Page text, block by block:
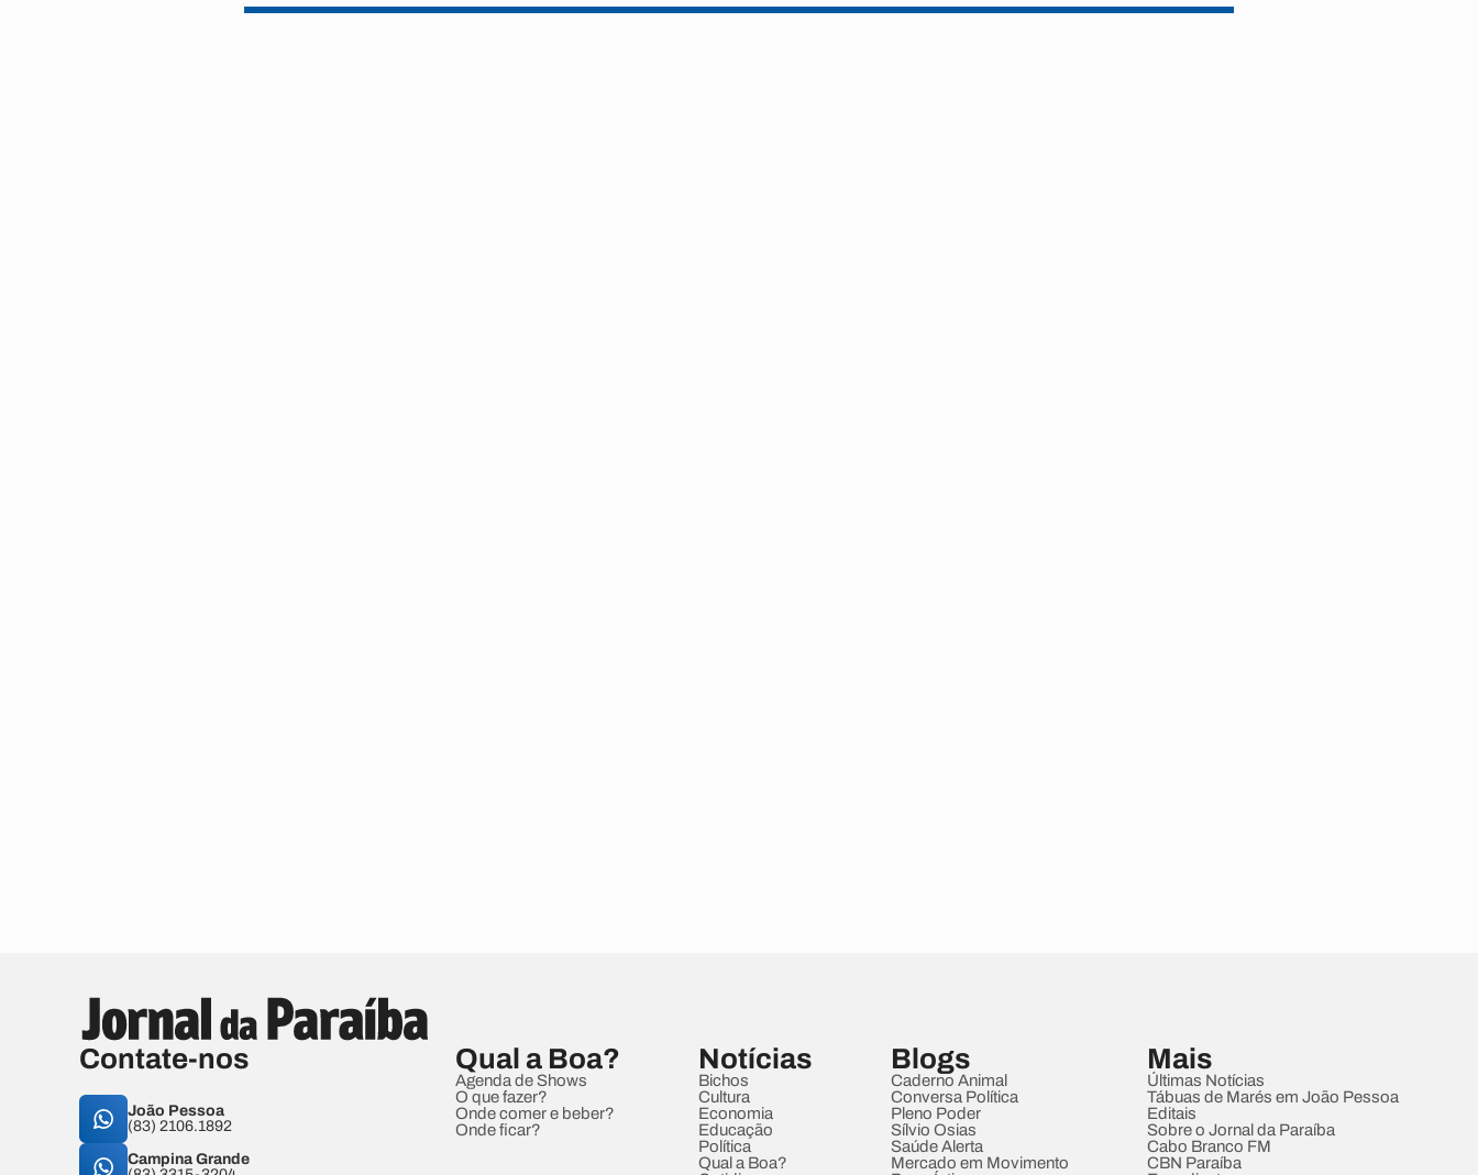
Contate-nos
João Pessoa
(83) 2106.1892
Campina Grande
Qual a Boa?
Agenda de Shows
O que fazer?
Onde comer e beber?
Onde ficar?
Notícias
Bichos
Cultura
Economia
Educação
Política
Qual a Boa?
Blogs
Caderno Animal
Conversa Política
Pleno Poder
Sílvio Osias
Saúde Alerta
Mercado em Movimento
Mais
Últimas Notícias
Tábuas de Marés em João Pessoa
Editais
Sobre o Jornal da Paraíba
Cabo Branco FM
CBN Paraíba